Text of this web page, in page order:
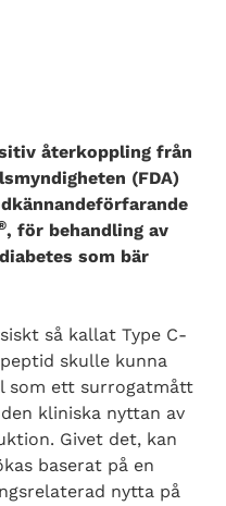
återkoppling från
(FDA)
, för behandling av
som bär
så kallat Type C-
skulle kunna
som ett surrogatmått
kliniska nyttan av
Givet det, kan
baserat på en
nytta på